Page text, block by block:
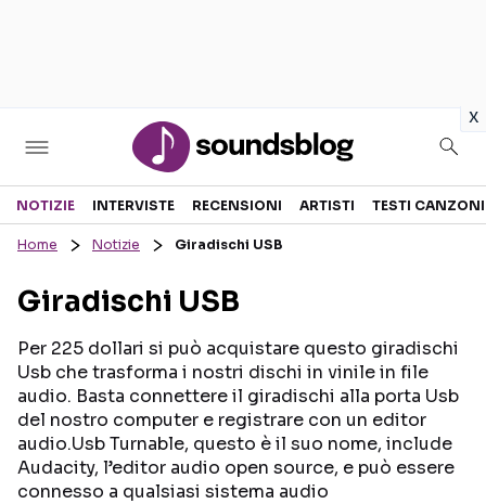
x
Sezioni
RECENSIONI MUSICALI
INTERVISTE
GOSSIP E CURIOSITÀ
TOUR ED EVENTI
TALENT SHOW
NOTIZIE INTERVISTE RECENSIONI ARTISTI TESTI CANZONI
Home Notizie Giradischi USB
Giradischi USB
Per 225 dollari si può acquistare questo giradischi
Usb che trasforma i nostri dischi in vinile in file
audio. Basta connettere il giradischi alla porta Usb
del nostro computer e registrare con un editor
audio.Usb Turnable, questo è il suo nome, include
Audacity, l’editor audio open source, e può essere
connesso a qualsiasi sistema audio